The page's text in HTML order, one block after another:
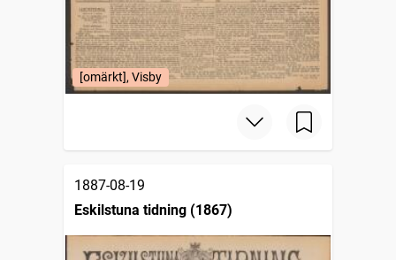
[omärkt], Visby
1887-08-19
Eskilstuna tidning (1867)